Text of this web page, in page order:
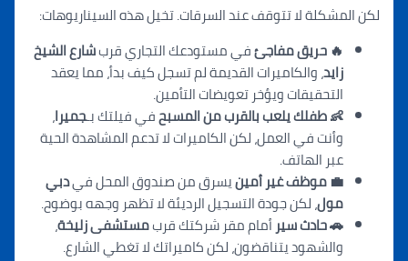
لكن المشكلة لا تتوقف عند السرقات. تخيل هذه السيناريوهات:
🔥 حريق مفاجئفي مستودعكالتجاري قربشارع الشيخ
زايد، والكاميرات القديمة لم تسجل كيف بدأ، مما يعقد
التحقيقات ويؤخر تعويضات التأمين.
👶 طفلك يلعب بالقرب من المسبحفي فيلتك بـجميرا،
وأنت في العمل، لكن الكاميرات لا تدعم المشاهدة الحية
عبر الهاتف.
💼 موظف غير أمينيسرق من صندوق المحل فيدبي
مول، لكن جودة التسجيل الرديئة لا تظهر وجهه بوضوح.
🚗 حادث سيرأمام مقر شركتك قربمستشفى زليخة،
والشهود يتناقضون، لكن كاميراتك لا تغطي الشارع.